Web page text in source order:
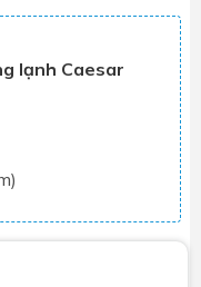
lạnh Caesar